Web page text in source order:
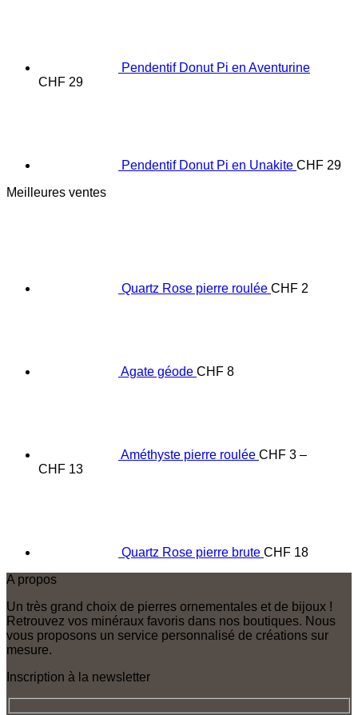
Pendentif Donut Pi en Aventurine
CHF 29
Pendentif Donut Pi en Unakite CHF 29
Meilleures ventes
Quartz Rose pierre roulée CHF 2
Agate géode CHF 8
Améthyste pierre roulée CHF 3 –
CHF 13Price
Quartz Rose pierre brute CHF 18
A propos
Un très grand choix de pierres ornementales et de bijoux !
Retrouvez vos minéraux favoris dans nos boutiques. Nous
vous proposons un service personnalisé de créations sur
mesure.
Inscription à la newsletter